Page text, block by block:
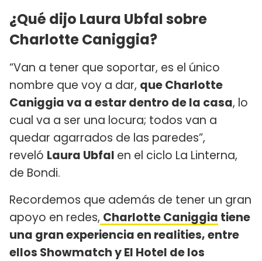
¿Qué dijo Laura Ubfal sobre
Charlotte Caniggia?
“Van a tener que soportar, es el único
nombre que voy a dar, que Charlotte
Caniggia va a estar dentro de la casa, lo
cual va a ser una locura; todos van a
quedar agarrados de las paredes”,
reveló Laura Ubfal en el ciclo La Linterna,
de Bondi.
Recordemos que además de tener un gran
apoyo en redes, Charlotte Caniggia tiene
una gran experiencia en realities, entre
ellos Showmatch y El Hotel de los